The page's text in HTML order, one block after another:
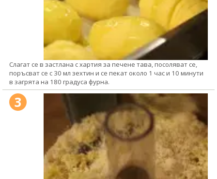
Слагат се в застлана с хартия за печене тава, посоляват се,
поръсват се с 30 мл зехтин и се пекат около 1 час и 10 минути
в загрята на 180 градуса фурна.
3